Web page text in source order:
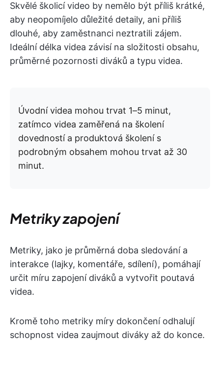
Skvělé školicí video by nemělo být příliš krátké,
aby neopomíjelo důležité detaily, ani příliš
dlouhé, aby zaměstnanci neztratili zájem.
Ideální délka videa závisí na složitosti obsahu,
průměrné pozornosti diváků a typu videa.
Úvodní videa mohou trvat 1–5 minut,
zatímco videa zaměřená na školení
dovedností a produktová školení s
podrobným obsahem mohou trvat až 30
minut.
Metriky zapojení
Metriky, jako je průměrná doba sledování a
interakce (lajky, komentáře, sdílení), pomáhají
určit míru zapojení diváků a vytvořit poutavá
videa.
Kromě toho metriky míry dokončení odhalují
schopnost videa zaujmout diváky až do konce.